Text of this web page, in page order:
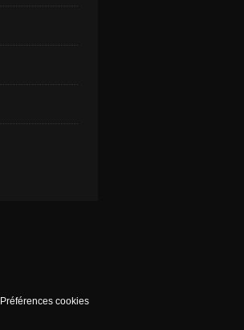
Préférences cookies